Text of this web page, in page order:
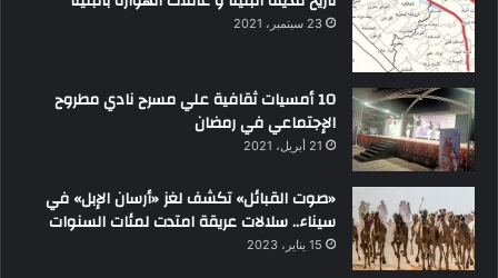
23 سبتمبر، 2021
10 أمسيات ثقافية علي مسرح نادي مطروح
الإجتماعي في رمضان
21 أبريل، 2021
«صوت القبائل» تكشف لغز «أرسان الإبل» في
سيناء.. سلالات عريقة امتدت لمئات السنوات
15 يناير، 2023